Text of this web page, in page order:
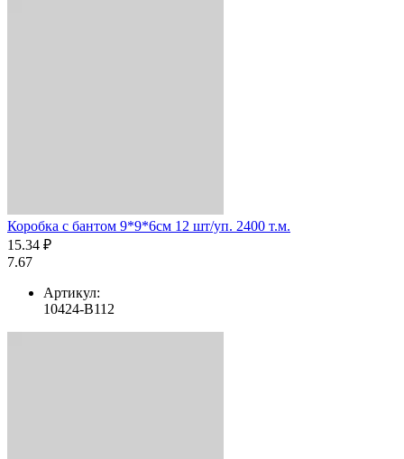
Коробка с бантом 9*9*6см 12 шт/уп. 2400 т.м.
15.34 ₽
7.67
Артикул:
10424-B112